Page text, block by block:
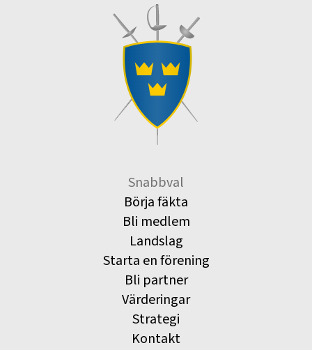
Snabbval
Börja fäkta
Bli medlem
Landslag
Starta en förening
Bli partner
Värderingar
Strategi
Kontakt